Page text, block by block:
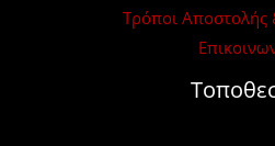
Τρόποι